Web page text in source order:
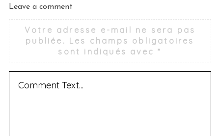
Leave a comment
Votre adresse e-mail ne sera pas
publiée. Les champs obligatoires
sont indiqués avec*